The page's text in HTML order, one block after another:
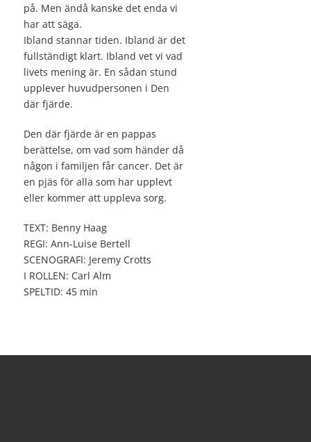
på. Men ändå kanske det enda vi
har att säga.
Ibland stannar tiden. Ibland är det
fullständigt klart. Ibland vet vi vad
livets mening är. En sådan stund
upplever huvudpersonen i Den
där fjärde.
Den där fjärde är en pappas
berättelse, om vad som händer då
någon i familjen får cancer. Det är
en pjäs för alla som har upplevt
eller kommer att uppleva sorg.
TEXT: Benny Haag
REGI: Ann-Luise Bertell
SCENOGRAFI: Jeremy Crotts
I ROLLEN: Carl Alm
SPELTID: 45 min